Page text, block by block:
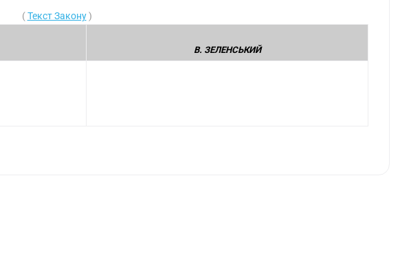
(Текст Закону)
В. ЗЕЛЕНСЬКИЙ